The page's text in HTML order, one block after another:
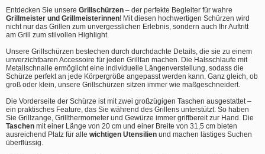
Entdecken Sie unsere Grillschürzen – der perfekte Begleiter für wahre
Grillmeister und Grillmeisterinnen! Mit diesen hochwertigen Schürzen wird
nicht nur das Grillen zum unvergesslichen Erlebnis, sondern auch Ihr Auftritt
am Grill zum stilvollen Highlight.
Unsere Grillschürzen bestechen durch durchdachte Details, die sie zu einem
unverzichtbaren Accessoire für jeden Grillfan machen. Die Halsschlaufe mit
Metallschnalle ermöglicht eine individuelle Längenverstellung, sodass die
Schürze perfekt an jede Körpergröße angepasst werden kann. Ganz gleich, ob
groß oder klein, unsere Grillschürzen sitzen immer wie maßgeschneidert.
Die Vorderseite der Schürze ist mit zwei großzügigen Taschen ausgestattet –
ein praktisches Feature, das Sie während des Grillens unterstützt. So haben
Sie Grillzange, Grillthermometer und Gewürze immer griffbereit zur Hand. Die
Taschen mit einer Länge von 20 cm und einer Breite von 31,5 cm bieten
ausreichend Platz für alle wichtigen Utensilien und machen lästiges Suchen
überflüssig.